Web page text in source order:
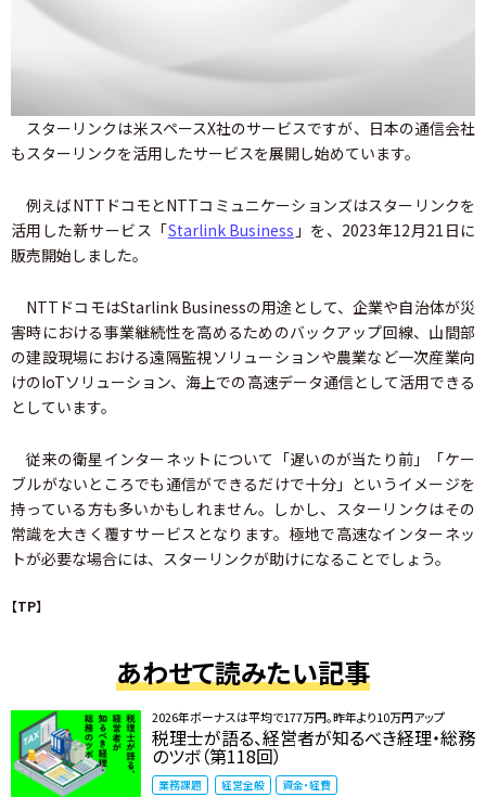
スターリンクは米スペースX社のサービスですが、日本の通信会社
もスターリンクを活用したサービスを展開し始めています。
例えばNTTドコモとNTTコミュニケーションズはスターリンクを
活用した新サービス「Starlink Business 」を、2023年12月21日に
販売開始しました。
NTTドコモはStarlink Businessの用途として、企業や自治体が災
害時における事業継続性を高めるためのバックアップ回線、山間部
の建設現場における遠隔監視ソリューションや農業など一次産業向
けのIoTソリューション、海上での高速データ通信として活用できる
としています。
従来の衛星インターネットについて「遅いのが当たり前」「ケー
ブルがないところでも通信ができるだけで十分」というイメージを
持っている方も多いかもしれません。しかし、スターリンクはその
常識を大きく覆すサービスとなります。極地で高速なインターネッ
トが必要な場合には、スターリンクが助けになることでしょう。
【TP】
あわせて読みたい記事
2026年ボーナスは平均で177万円。昨年より10万円アップ
税理士が語る、経営者が知るべき経理・総務
のツボ（第118回）
業務課題 経営全般 資金・経費